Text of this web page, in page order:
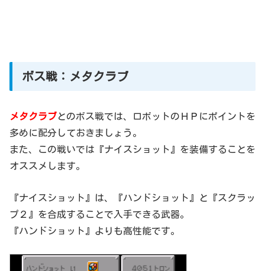
ボス戦：メタクラブ
メタクラブとのボス戦では、ロボットのＨＰにポイントを
多めに配分しておきましょう。
また、この戦いでは『ナイスショット』を装備することを
オススメします。
『ナイスショット』は、『ハンドショット』と『スクラッ
プ２』を合成することで入手できる武器。
『ハンドショット』よりも高性能です。